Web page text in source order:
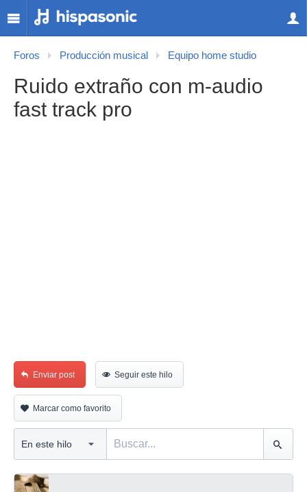
Foros Producción musical Equipo home studio
Ruido extraño con m-audio
fast track pro
Enviar post Seguir este hilo
Marcar como favorito